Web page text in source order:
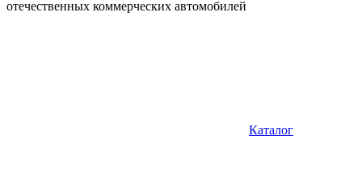
отечественных коммерческих автомобилей
Каталог